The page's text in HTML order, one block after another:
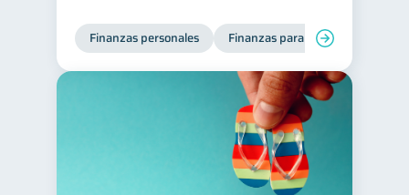
Finanzas personales Finanzas para mujeres